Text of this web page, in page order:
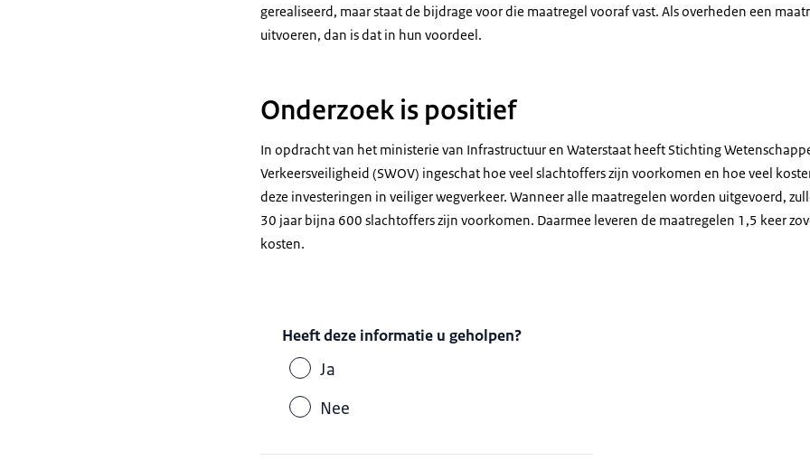
gerealiseerd, maar staat de bijdrage voor die maatregel vooraf vast. Als overheden een
uitvoeren, dan is dat in hun voordeel.
Onderzoek is positief
In opdracht van het ministerie van Infrastructuur en Waterstaat heeft Stichting
Verkeersveiligheid (SWOV) ingeschat hoe veel slachtoffers zijn voorkomen en hoe veel
deze investeringen in veiliger wegverkeer. Wanneer alle maatregelen worden uitgevoerd,
30 jaar bijna 600 slachtoffers zijn voorkomen. Daarmee leveren de maatregelen 1,5 keer
kosten.
Heeft deze informatie u geholpen?
Ja
Nee